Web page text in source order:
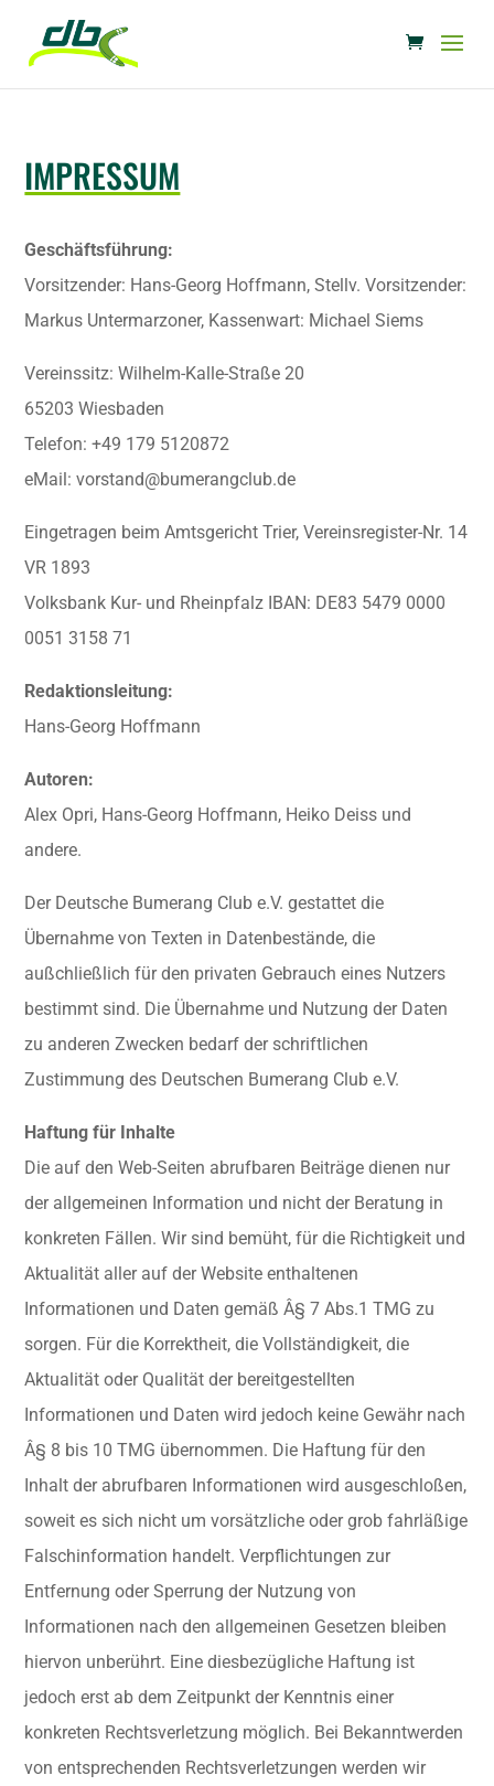
IMPRESSUM
Geschäftsführung:
Vorsitzender: Hans-Georg Hoffmann, Stellv. Vorsitzender:
Markus Untermarzoner, Kassenwart: Michael Siems
Vereinssitz: Wilhelm-Kalle-Straße 20
65203 Wiesbaden
Telefon: +49 179 5120872
eMail: vorstand@bumerangclub.de
Eingetragen beim Amtsgericht Trier, Vereinsregister-Nr. 14
VR 1893
Volksbank Kur- und Rheinpfalz IBAN: DE83 5479 0000
0051 3158 71
Redaktionsleitung:
Hans-Georg Hoffmann
Autoren:
Alex Opri, Hans-Georg Hoffmann, Heiko Deiss und
andere.
Der Deutsche Bumerang Club e.V. gestattet die
Übernahme von Texten in Datenbestände, die
außchließlich für den privaten Gebrauch eines Nutzers
bestimmt sind. Die Übernahme und Nutzung der Daten
zu anderen Zwecken bedarf der schriftlichen
Zustimmung des Deutschen Bumerang Club e.V.
Haftung für Inhalte
Die auf den Web-Seiten abrufbaren Beiträge dienen nur
der allgemeinen Information und nicht der Beratung in
konkreten Fällen. Wir sind bemüht, für die Richtigkeit und
Aktualität aller auf der Website enthaltenen
Informationen und Daten gemäß Â§ 7 Abs.1 TMG zu
sorgen. Für die Korrektheit, die Vollständigkeit, die
Aktualität oder Qualität der bereitgestellten
Informationen und Daten wird jedoch keine Gewähr nach
Â§ 8 bis 10 TMG übernommen. Die Haftung für den
Inhalt der abrufbaren Informationen wird ausgeschloßen,
soweit es sich nicht um vorsätzliche oder grob fahrläßige
Falschinformation handelt. Verpflichtungen zur
Entfernung oder Sperrung der Nutzung von
Informationen nach den allgemeinen Gesetzen bleiben
hiervon unberührt. Eine diesbezügliche Haftung ist
jedoch erst ab dem Zeitpunkt der Kenntnis einer
konkreten Rechtsverletzung möglich. Bei Bekanntwerden
von entsprechenden Rechtsverletzungen werden wir